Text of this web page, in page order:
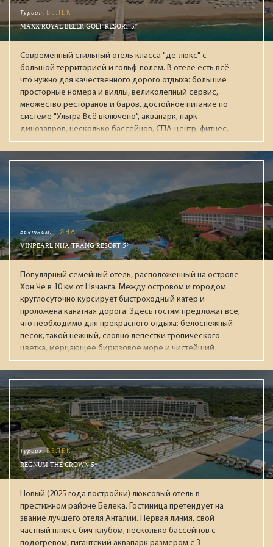
Турция, БЕЛЕК
MAXX ROYAL BELEK GOLF RESORT 5*
Современный стильный отель класса "де-люкс" с
большой территорией и гольф-полем. В отеле есть всё
что нужно для качественного дорого отдыха: большие
просторные номера и виллы, великолепный сервис,
множество ресторанов и баров, достойное питание по
системе "Ультра Всё включено", аквапарк, парк
динозавров, несколько бассейнов, СПА-центр, фитнес,
ночной клуб, боулинг. Рекомендуется для обеспеченных
пар и отдыха с детьми.
Вьетнам, НЯЧАНГ
VINPEARL NHA TRANG RESORT 5*
Популярный семейный отель, расположенный на острове
Хон Че в 10 км от Нячанга. Между островом и городом
круглосуточно курсирует быстроходный катер и
проложена канатная дорога. Здесь гостям предложат всё,
что необходимо для прекрасного отдыха: белоснежный
песок, такой нежный, словно лепестки тропического
цветка, мерцающее бирюзовое море и чистейший
воздух, несущий в себе крошечные капельки морской
воды. На острове располагаются большой парк
развлечений VinWonders, океанариум, дельфинарий,
поле для гольфа, теннисные корты принадлежащие
отелю. Сам комплекс Vinpaerl был открыт в 2003 году
(корпус Executive), и в 2007 году (корпус Deluxe),
реновация проводилась в 2016 году. Помимо двух 5-
этажных зданий есть еще 57 вилл с бассейнами. Оба
корпуса находятся рядом с пляжем на который не
пускают посторонних. В каждом корпусе есть свой
ресторан для завтраков (ресторан Orchid и детский мини-
клуб в Deluxe, ресторан Lotus в корпусе Executive).
Рекомендуем для семейного отдыха с детьми.
Турция,БЕЛЕК
REGNUM THE CROWN 5*
Новый (2025 года постройки) люксовый отель в
престижном районе Белека. Гостиница претендует на
звание лучшего отеля Анталии. Первая линия, свой
частный пляж с бич-клубом, несколько бассейнов с
подогревом, гигантский аквапарк размером с 3